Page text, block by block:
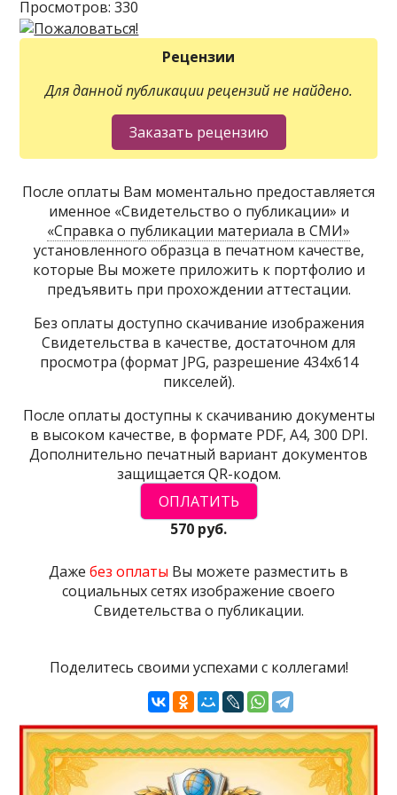
Просмотров: 330
Рецензии
Для данной публикации рецензий не найдено.
После оплаты Вам моментально предоставляется
именное «Свидетельство о публикации» и
«Справка о публикации материала в СМИ»
установленного образца в печатном качестве,
которые Вы можете приложить к портфолио и
предъявить при прохождении аттестации.
Без оплаты доступно скачивание изображения
Свидетельства в качестве, достаточном для
просмотра (формат JPG, разрешение 434х614
пикселей).
После оплаты доступны к скачиванию документы
в высоком качестве, в формате PDF, A4, 300 DPI.
Дополнительно печатный вариант документов
защищается QR-кодом.
570 руб.
Даже без оплаты Вы можете разместить в
социальных сетях изображение своего
Свидетельства о публикации.
Поделитесь своими успехами с коллегами!